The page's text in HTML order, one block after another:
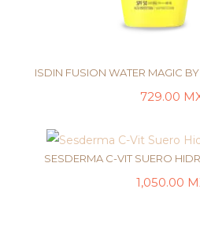
ISDIN FUSION WATER MAGIC
729.00
SESDERMA C-VIT SUERO
1,050.00